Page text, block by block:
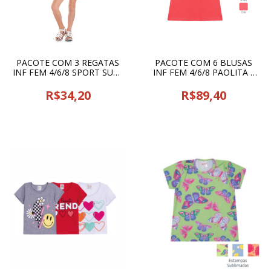
PACOTE COM 3 REGATAS
INF FEM 4/6/8 SPORT SUL -
R$34,20
PACOTE COM 6 BLUSAS
INF FEM 4/6/8 PAOLITA -
R$89,40